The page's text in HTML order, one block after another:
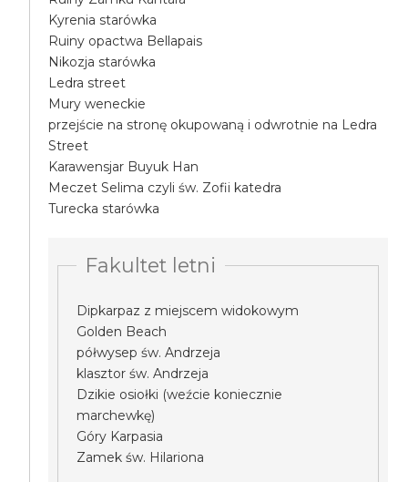
Kyrenia starówka
Ruiny opactwa Bellapais
Nikozja starówka
Ledra street
Mury weneckie
przejście na stronę okupowaną i odwrotnie na Ledra
Street
Karawensjar Buyuk Han
Meczet Selima czyli św. Zofii katedra
Turecka starówka
Fakultet letni
Dipkarpaz z miejscem widokowym
Golden Beach
półwysep św. Andrzeja
klasztor św. Andrzeja
Dzikie osiołki (weźcie koniecznie
marchewkę)
Góry Karpasia
Zamek św. Hilariona